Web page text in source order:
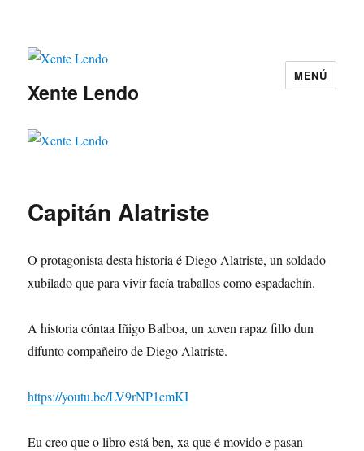
Xente Lendo
MENÚ
Capitán Alatriste
O protagonista desta historia é Diego Alatriste, un soldado
xubilado que para vivir facía traballos como espadachín.
A historia cóntaa Iñigo Balboa, un xoven rapaz fillo dun
difunto compañeiro de Diego Alatriste.
https://youtu.be/LV9rNP1cmKI
Eu creo que o libro está ben, xa que é movido e pasan